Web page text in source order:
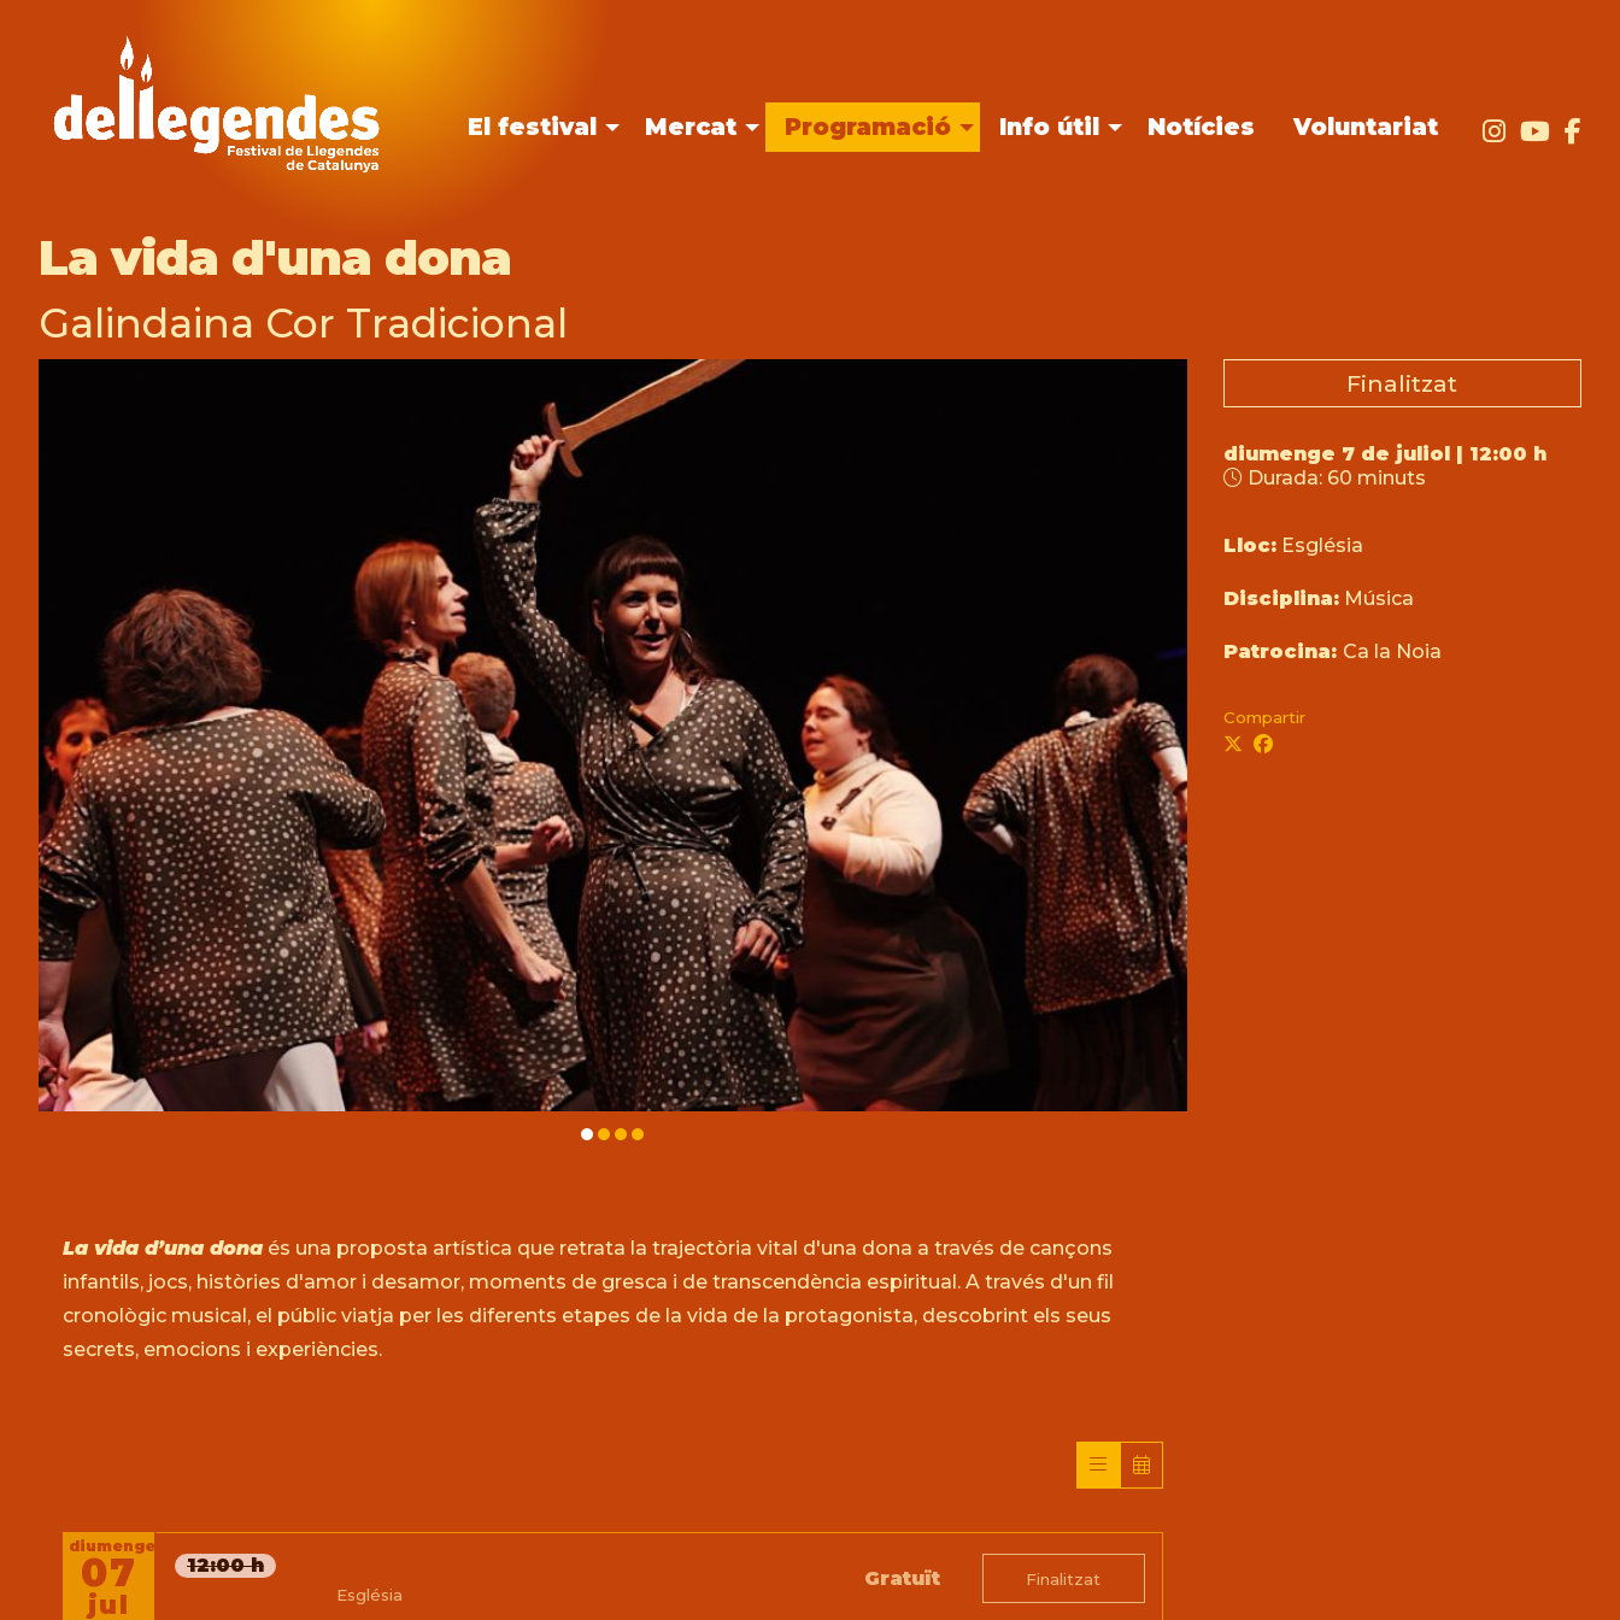
Link a
El festival Mercat Programació Info útil Notícies Voluntariat
La vida d'una dona
Galindaina Cor Tradicional
Finalitzat
diumenge 7 de juliol| 12:00 h
Durada:60 minuts
Lloc:Església
Disciplina:Música
Patrocina: Ca la Noia
Compartir
La vida d’una donaés una proposta artística que retrata la trajectòria vital d'una dona a través de cançons
infantils, jocs, històries d'amor i desamor, moments de gresca i de transcendència espiritual. A través d'un fil
cronològic musical, el públic viatja per les diferents etapes de la vida de la protagonista, descobrint els seus
secrets, emocions i experiències.
diumenge
07
jul
12:00 h
Església
Gratuït Finalitzat